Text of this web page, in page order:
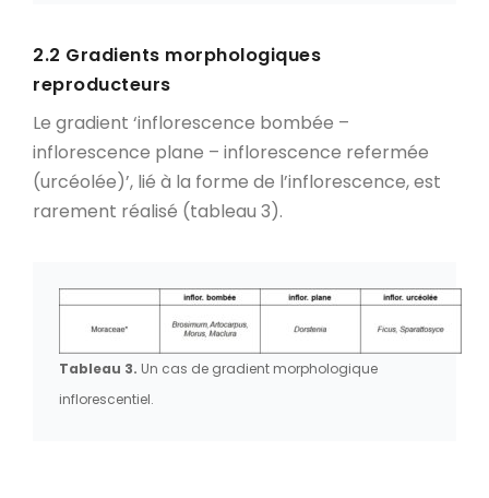
2.2 Gradients morphologiques
reproducteurs
Le gradient ‘inflorescence bombée –
inflorescence plane – inflorescence refermée
(urcéolée)’, lié à la forme de l’inflorescence, est
rarement réalisé (tableau 3).
Tableau 3. Un cas de gradient morphologique
inflorescentiel.